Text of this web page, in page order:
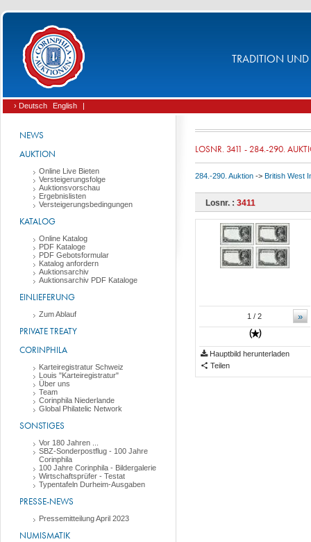
TRADITION UND
› Deutsch English |
NEWS
AUKTION
Online Live Bieten
Versteigerungsfolge
Auktionsvorschau
Ergebnislisten
Versteigerungsbedingungen
KATALOG
Online Katalog
PDF Kataloge
PDF Gebotsformular
Katalog anfordern
Auktionsarchiv
Auktionsarchiv PDF Kataloge
EINLIEFERUNG
Zum Ablauf
PRIVATE TREATY
CORINPHILA
Karteiregistratur Schweiz
Louis "Karteiregistratur"
Über uns
Team
Corinphila Niederlande
Global Philatelic Network
SONSTIGES
Vor 180 Jahren ...
SBZ-Sonderpostflug - 100 Jahre
Corinphila
100 Jahre Corinphila - Bildergalerie
Wirtschaftsprüfer - Testat
Typentafeln Durheim-Ausgaben
PRESSE-NEWS
Pressemitteilung April 2023
NUMISMATIK
LOSNR. 3411 - 284.-290.
284.-290. Auktion -> British West
Losnr. : 3411
»
1 / 2
Hauptbild herunterladen
Teilen